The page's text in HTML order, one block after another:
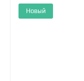
Новый